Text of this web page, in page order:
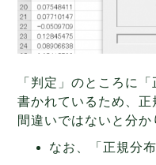
「判定」のところに
書かれているため、
間違いではないと分か
なお、「正規分